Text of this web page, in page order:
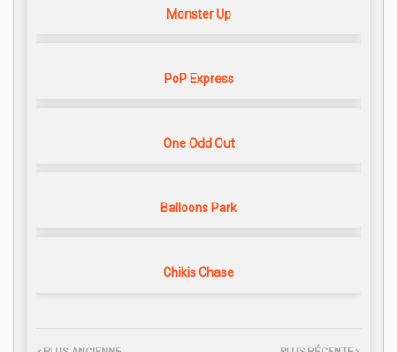
Monster Up
PoP Express
One Odd Out
Balloons Park
Chikis Chase